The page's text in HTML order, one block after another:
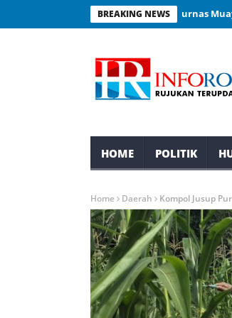
BREAKING NEWS
Hulu Siap Tampil di Kejurnas Muaythai
HOME POLITIK
Home Daerah Kompol Jusup